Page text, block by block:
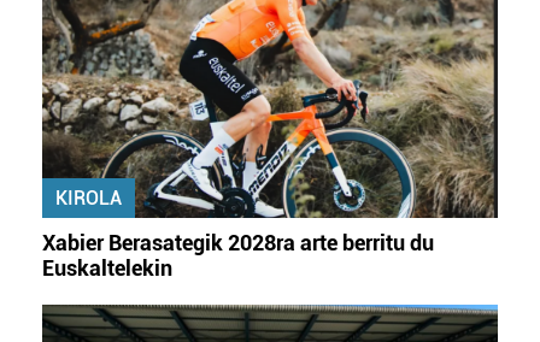
KIROLA
Xabier Berasategik 2028ra arte berritu du
Euskaltelekin